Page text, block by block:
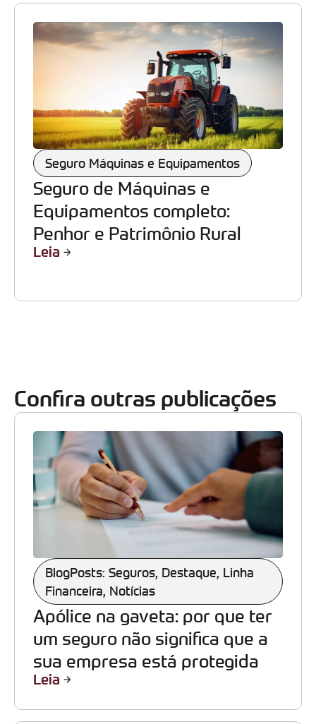
Seguro Máquinas e Equipamentos
Seguro de Máquinas e
Equipamentos completo:
Penhor e Patrimônio Rural
Leia
Confira outras publicações
BlogPosts: Seguros, Destaque, Linha
Financeira, Notícias
Apólice na gaveta: por que ter
um seguro não significa que a
sua empresa está protegida
Leia